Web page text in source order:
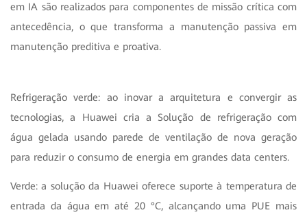
em IA são realizados para componentes de missão crítica com
antecedência, o que transforma a manutenção passiva em
manutenção preditiva e proativa.
Refrigeração verde: ao inovar a arquitetura e convergir as
tecnologias, a Huawei cria a Solução de refrigeração com
água gelada usando parede de ventilação de nova geração
para reduzir o consumo de energia em grandes data centers.
Verde: a solução da Huawei oferece suporte à temperatura de
entrada da água em até 20 °C, alcançando uma PUE mais